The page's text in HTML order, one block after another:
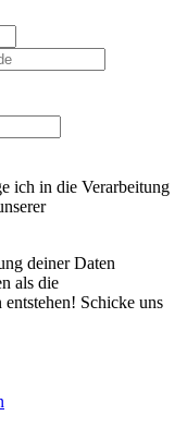
ich in die Verarbeitung
deiner Daten
als die
Schicke uns